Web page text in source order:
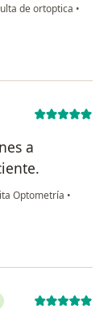
de ortoptica •
a
Optometría •